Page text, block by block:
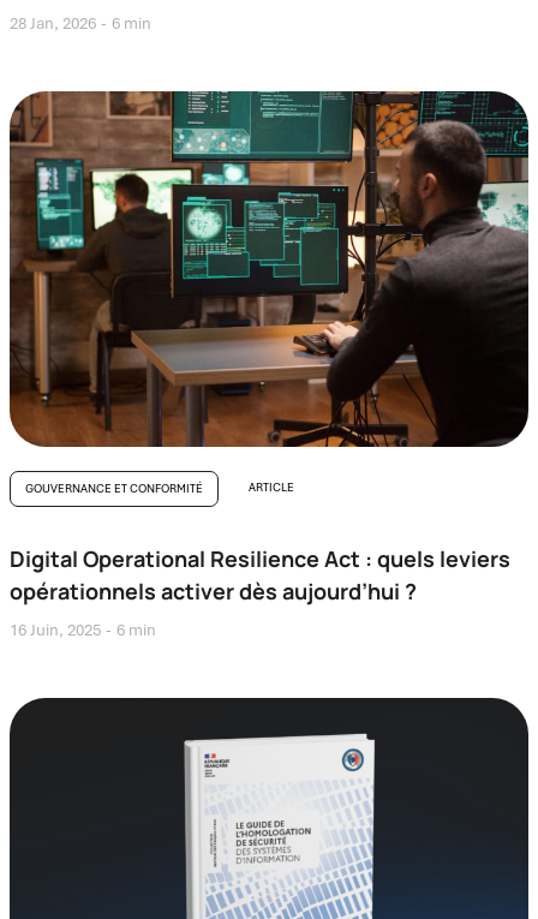
28 Jan, 2026 6 min
GOUVERNANCE ET CONFORMITÉ ARTICLE
Digital Operational Resilience Act : quels leviers
opérationnels activer dès aujourd’hui ?
16 Juin, 2025 6 min